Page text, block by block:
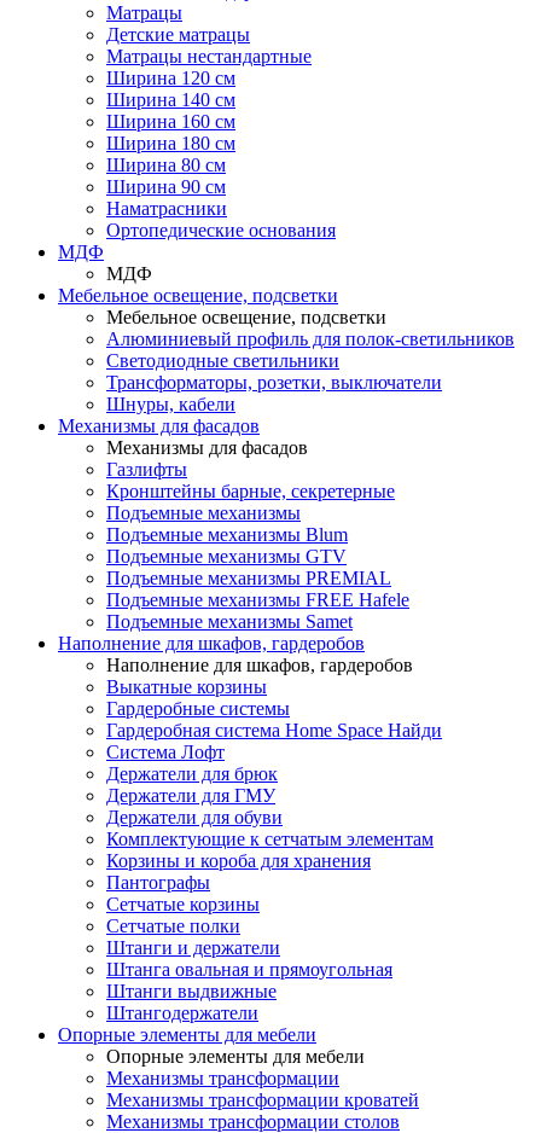
Матрацы
Детские матрацы
Матрацы нестандартные
Ширина 120 см
Ширина 140 см
Ширина 160 см
Ширина 180 см
Ширина 80 см
Ширина 90 см
Наматрасники
Ортопедические основания
МДФ
МДФ
Мебельное освещение, подсветки
Мебельное освещение, подсветки
Алюминиевый профиль для полок-светильников
Светодиодные светильники
Трансформаторы, розетки, выключатели
Шнуры, кабели
Механизмы для фасадов
Механизмы для фасадов
Газлифты
Кронштейны барные, секретерные
Подъемные механизмы
Подъемные механизмы Blum
Подъемные механизмы GTV
Подъемные механизмы PREMIAL
Подъемные механизмы FREE Hafele
Подъемные механизмы Samet
Наполнение для шкафов, гардеробов
Наполнение для шкафов, гардеробов
Выкатные корзины
Гардеробные системы
Гардеробная система Home Space Найди
Система Лофт
Держатели для брюк
Держатели для ГМУ
Держатели для обуви
Комплектующие к сетчатым элементам
Корзины и короба для хранения
Пантографы
Сетчатые корзины
Сетчатые полки
Штанги и держатели
Штанга овальная и прямоугольная
Штанги выдвижные
Штангодержатели
Опорные элементы для мебели
Опорные элементы для мебели
Механизмы трансформации
Механизмы трансформации кроватей
Механизмы трансформации столов